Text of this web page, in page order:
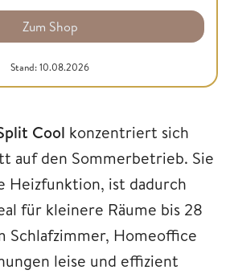
Zum Shop
Stand: 10.08.2026
Cool konzentriert sich
auf den Sommerbetrieb. Sie
Heizfunktion, ist dadurch
für kleinere Räume bis 28
Schlafzimmer, Homeoffice
leise und effizient